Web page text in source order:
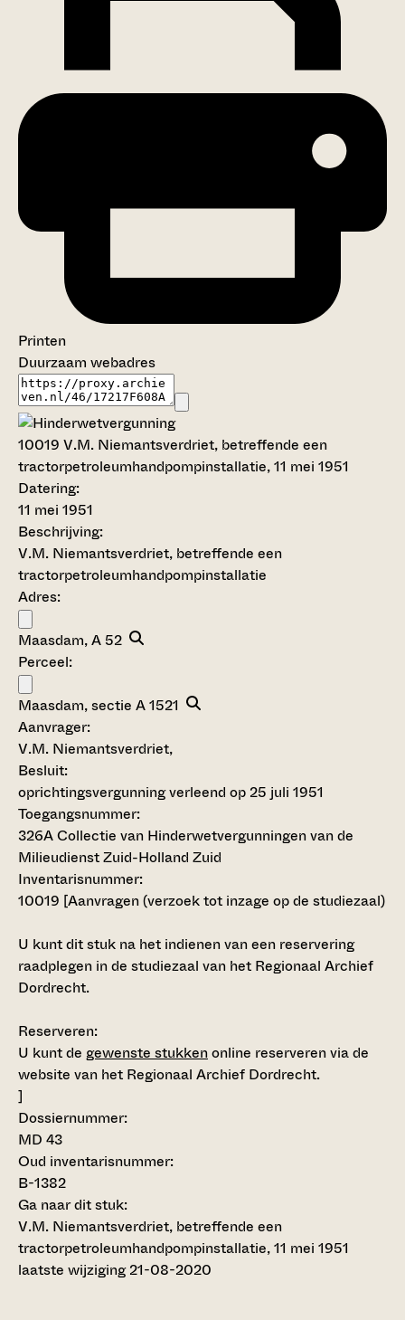
Printen
Duurzaam webadres
10019 V.M. Niemantsverdriet, betreffende een
tractorpetroleumhandpompinstallatie, 11 mei 1951
Datering:
11 mei 1951
Beschrijving:
V.M. Niemantsverdriet, betreffende een
tractorpetroleumhandpompinstallatie
Adres:
Maasdam, A 52
Perceel:
Maasdam, sectie A 1521
Aanvrager:
V.M. Niemantsverdriet,
Besluit:
oprichtingsvergunning verleend op 25 juli 1951
Toegangsnummer:
326A Collectie van Hinderwetvergunningen van de
Milieudienst Zuid-Holland Zuid
Inventarisnummer:
10019 [Aanvragen (verzoek tot inzage op de studiezaal)
U kunt dit stuk na het indienen van een reservering
raadplegen in de studiezaal van het Regionaal Archief
Dordrecht.
Reserveren:
U kunt de gewenste stukkenonline reserveren via de
website van het Regionaal Archief Dordrecht.
]
Dossiernummer:
MD 43
Oud inventarisnummer:
B-1382
Ga naar dit stuk:
V.M. Niemantsverdriet, betreffende een
tractorpetroleumhandpompinstallatie, 11 mei 1951
laatste wijziging 21-08-2020